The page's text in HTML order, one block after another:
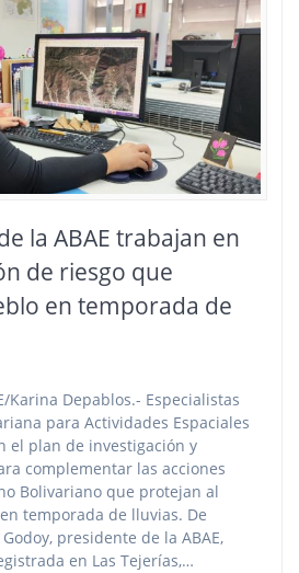
la ABAE trabajan en
de riesgo que
en temporada de
Karina Depablos.- Especialistas
para Actividades Espaciales
el plan de investigación y
complementar las acciones
Bolivariano que protejan al
temporada de lluvias. De
presidente de la ABAE,
en Las Tejerías,…